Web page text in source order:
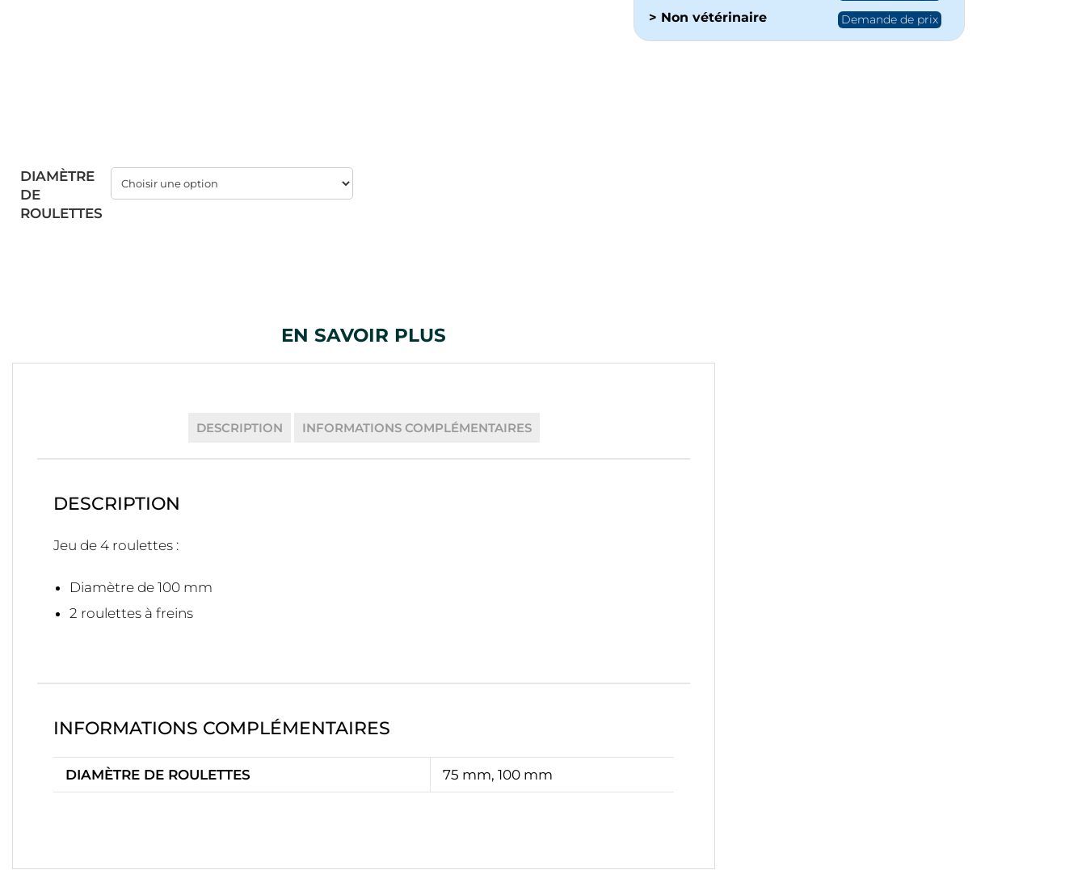
DIAMÈTRE
DE
ROULETTES
> Non vétérinaire Demande de prix
EN SAVOIR PLUS
DESCRIPTION INFORMATIONS COMPLÉMENTAIRES
DESCRIPTION
Jeu de 4 roulettes :
Diamètre de 100 mm
2 roulettes à freins
INFORMATIONS COMPLÉMENTAIRES
DIAMÈTRE DE ROULETTES 75 mm, 100 mm